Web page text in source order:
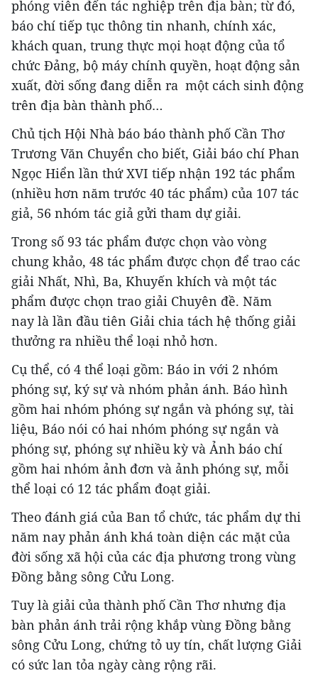
phóng viên đến tác nghiệp trên địa bàn; từ đó,
báo chí tiếp tục thông tin nhanh, chính xác,
khách quan, trung thực mọi hoạt động của tổ
chức Đảng, bộ máy chính quyền, hoạt động sản
xuất, đời sống đang diễn ra một cách sinh động
trên địa bàn thành phố…
Chủ tịch Hội Nhà báo báo thành phố Cần Thơ
Trương Văn Chuyển cho biết, Giải báo chí Phan
Ngọc Hiển lần thứ XVI tiếp nhận 192 tác phẩm
(nhiều hơn năm trước 40 tác phẩm) của 107 tác
giả, 56 nhóm tác giả gửi tham dự giải.
Trong số 93 tác phẩm được chọn vào vòng
chung khảo, 48 tác phẩm được chọn để trao các
giải Nhất, Nhì, Ba, Khuyến khích và một tác
phẩm được chọn trao giải Chuyên đề. Năm
nay là lần đầu tiên Giải chia tách hệ thống giải
thưởng ra nhiều thể loại nhỏ hơn.
Cụ thể, có 4 thể loại gồm: Báo in với 2 nhóm
phóng sự, ký sự và nhóm phản ánh. Báo hình
gồm hai nhóm phóng sự ngắn và phóng sự, tài
liệu, Báo nói có hai nhóm phóng sự ngắn và
phóng sự, phóng sự nhiều kỳ và Ảnh báo chí
gồm hai nhóm ảnh đơn và ảnh phóng sự, mỗi
thể loại có 12 tác phẩm đoạt giải.
Theo đánh giá của Ban tổ chức, tác phẩm dự thi
năm nay phản ánh khá toàn diện các mặt của
đời sống xã hội của các địa phương trong vùng
Đồng bằng sông Cửu Long.
Tuy là giải của thành phố Cần Thơ nhưng địa
bàn phản ánh trải rộng khắp vùng Đồng bằng
sông Cửu Long, chứng tỏ uy tín, chất lượng Giải
có sức lan tỏa ngày càng rộng rãi.